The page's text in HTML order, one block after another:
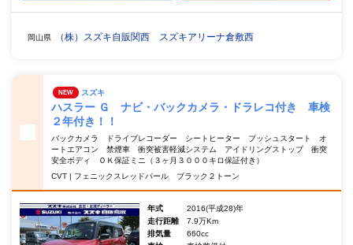
岡山県 （株）スズキ自販関西 スズキアリーナ倉敷西
NEW スズキ
ハスラー Ｇ ナビ・バックカメラ・ドラレコ付き 車検
２年付き！！
バックカメラ ドライブレコーダー シートヒーター プッシュスタート オ
ートエアコン 禁煙車 衝突被害軽減システム アイドリングストップ 衝突
安全ボディ ＯＫ保証ミニ（３ヶ月３０００キロ保証付き）
CVT | フェニックスレッドパール ブラック２トーン
年式
2016(平成28)年
走行距離
7.9万Km
排気量
660cc